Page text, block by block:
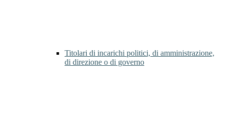
Titolari di incarichi politici, di amministrazione,
di direzione o di governo